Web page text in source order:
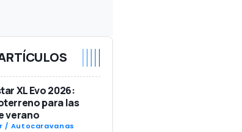
XL Evo 2026:
para las
verano
/ Autocaravanas